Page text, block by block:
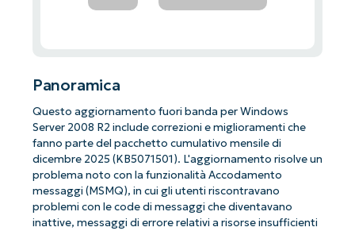
Panoramica
Questo aggiornamento fuori banda per Windows
Server 2008 R2 include correzioni e miglioramenti che
fanno parte del pacchetto cumulativo mensile di
dicembre 2025 (KB5071501). L'aggiornamento risolve un
problema noto con la funzionalità Accodamento
messaggi (MSMQ), in cui gli utenti riscontravano
problemi con le code di messaggi che diventavano
inattive, messaggi di errore relativi a risorse insufficienti